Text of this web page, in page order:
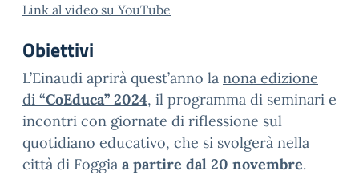
Link al video su YouTube
Obiettivi
L’Einaudi aprirà quest’anno la nona edizione
di “CoEduca” 2024, il programma di seminari e
incontri con giornate di riflessione sul
quotidiano educativo, che si svolgerà nella
città di Foggia a partire dal 20 novembre.